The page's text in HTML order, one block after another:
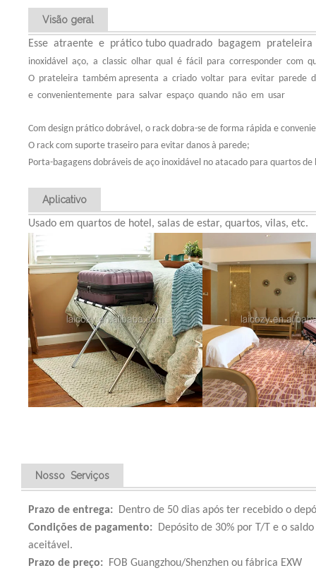
Visão geral
Esse atraente e prático tubo quadrado bagagem
inoxidável aço, a classic olhar qual é fácil para corresponder com
O prateleira também apresenta a criado voltar para evitar parede
e convenientemente para salvar espaço quando não em usar
Com design prático dobrável, o rack dobra-se de forma rápida e
O rack com suporte traseiro para evitar danos à parede;
Porta-bagagens dobráveis ​​de aço inoxidável no atacado para quartos de
Aplicativo
Usado em quartos de hotel, salas de estar, quartos, vilas, etc.
Nosso Serviços
Prazo de entrega:
Dentro de 50 dias após ter recebido o
Condições de pagamento: Depósito de 30% por T/T e o
aceitável.
Prazo de preço:
FOB Guangzhou/Shenzhen ou fábrica EXW